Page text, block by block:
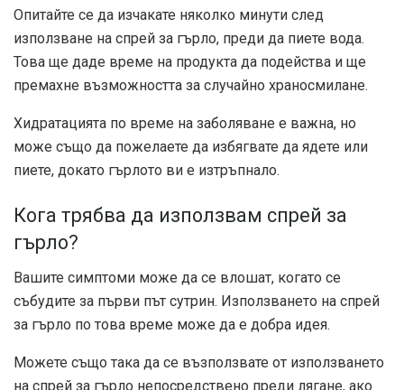
Опитайте се да изчакате няколко минути след
използване на спрей за гърло, преди да пиете вода.
Това ще даде време на продукта да подейства и ще
премахне възможността за случайно храносмилане.
Хидратацията по време на заболяване е важна, но
може също да пожелаете да избягвате да ядете или
пиете, докато гърлото ви е изтръпнало.
Кога трябва да използвам спрей за
гърло?
Вашите симптоми може да се влошат, когато се
събудите за първи път сутрин. Използването на спрей
за гърло по това време може да е добра идея.
Можете също така да се възползвате от използването
на спрей за гърло непосредствено преди лягане, ако